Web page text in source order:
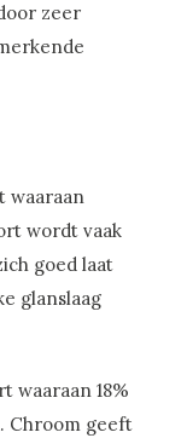
zeer
waaraan
wordt vaak
goed laat
glanslaag
waaraan 18%
Chroom geeft